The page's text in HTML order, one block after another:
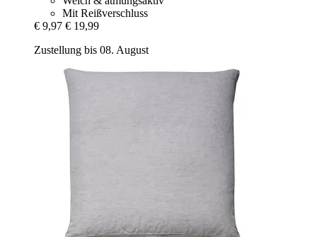
Mit Reißverschluss
€ 9,97 € 19,99
Zustellung bis 08. August